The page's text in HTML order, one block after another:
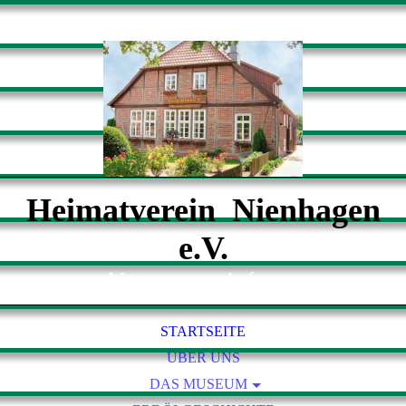
Heimatverein Nienhagen
e.V.
Museum zum Anfassen
STARTSEITE
ÜBER UNS
DAS MUSEUM